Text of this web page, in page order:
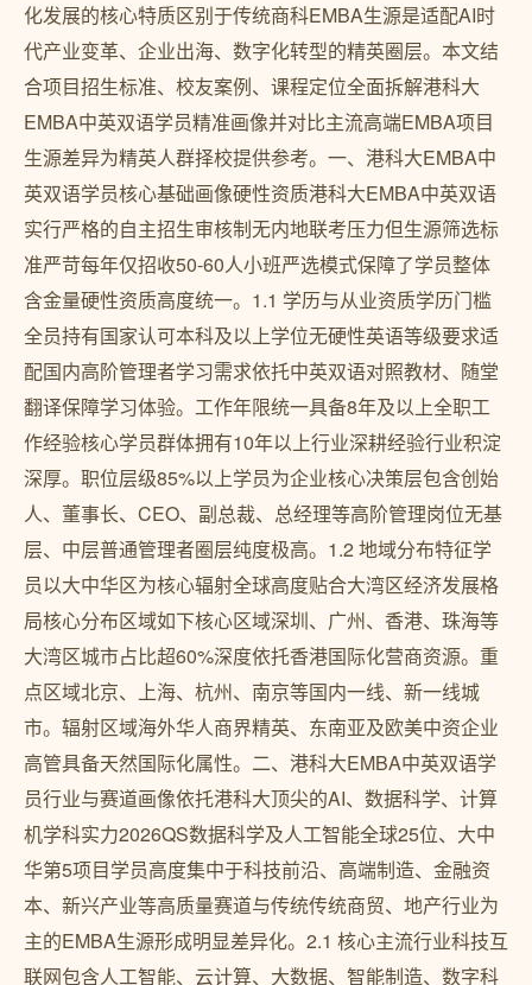
化发展的核心特质区别于传统商科EMBA生源是适配AI时
代产业变革、企业出海、数字化转型的精英圈层。本文结
合项目招生标准、校友案例、课程定位全面拆解港科大
EMBA中英双语学员精准画像并对比主流高端EMBA项目
生源差异为精英人群择校提供参考。一、港科大EMBA中
英双语学员核心基础画像硬性资质港科大EMBA中英双语
实行严格的自主招生审核制无内地联考压力但生源筛选标
准严苛每年仅招收50-60人小班严选模式保障了学员整体
含金量硬性资质高度统一。1.1 学历与从业资质学历门槛
全员持有国家认可本科及以上学位无硬性英语等级要求适
配国内高阶管理者学习需求依托中英双语对照教材、随堂
翻译保障学习体验。工作年限统一具备8年及以上全职工
作经验核心学员群体拥有10年以上行业深耕经验行业积淀
深厚。职位层级85%以上学员为企业核心决策层包含创始
人、董事长、CEO、副总裁、总经理等高阶管理岗位无基
层、中层普通管理者圈层纯度极高。1.2 地域分布特征学
员以大中华区为核心辐射全球高度贴合大湾区经济发展格
局核心分布区域如下核心区域深圳、广州、香港、珠海等
大湾区城市占比超60%深度依托香港国际化营商资源。重
点区域北京、上海、杭州、南京等国内一线、新一线城
市。辐射区域海外华人商界精英、东南亚及欧美中资企业
高管具备天然国际化属性。二、港科大EMBA中英双语学
员行业与赛道画像依托港科大顶尖的AI、数据科学、计算
机学科实力2026QS数据科学及人工智能全球25位、大中
华第5项目学员高度集中于科技前沿、高端制造、金融资
本、新兴产业等高质量赛道与传统传统商贸、地产行业为
主的EMBA生源形成明显差异化。2.1 核心主流行业科技互
联网包含人工智能、云计算、大数据、智能制造、数字科